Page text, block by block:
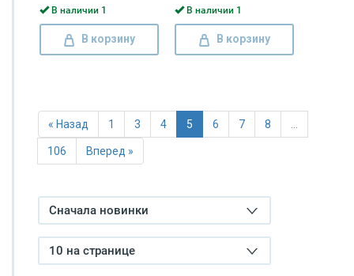
В наличии 1
В корзину
В наличии 1
В корзину
« Назад 1 3 4 5 6 7 8 …
106 Вперед »
Сначала новинки
10 на странице